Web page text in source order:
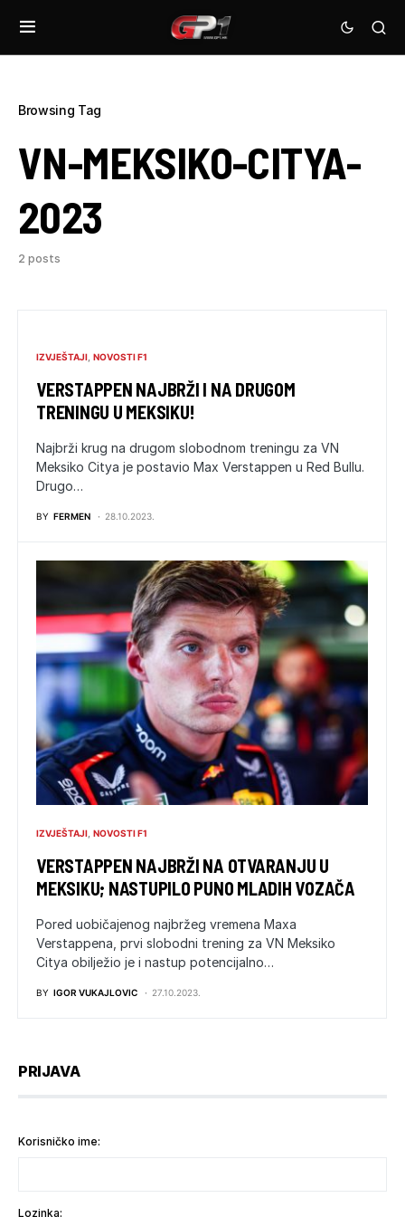
Browsing Tag
VN-MEKSIKO-CITYA-
2023
2 posts
IZVJEŠTAJI NOVOSTI F1
VERSTAPPEN NAJBRŽI I NA DRUGOM
TRENINGU U MEKSIKU!
Najbrži krug na drugom slobodnom treningu za VN
Meksiko Citya je postavio Max Verstappen u Red Bullu.
Drugo…
BY FERMEN 28.10.2023.
IZVJEŠTAJI NOVOSTI F1
VERSTAPPEN NAJBRŽI NA OTVARANJU U
MEKSIKU; NASTUPILO PUNO MLADIH VOZAČA
Pored uobičajenog najbržeg vremena Maxa
Verstappena, prvi slobodni trening za VN Meksiko
Citya obilježio je i nastup potencijalno…
BY IGOR VUKAJLOVIC 27.10.2023.
PRIJAVA
Korisničko ime:
Lozinka: